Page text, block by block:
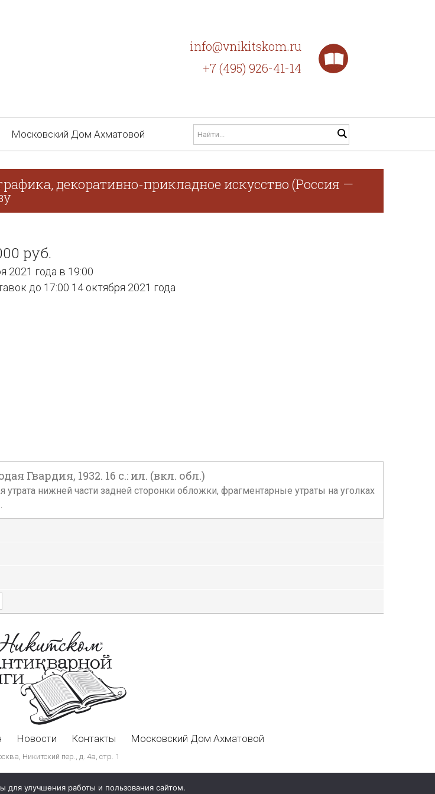
info@vnikitskom.ru
+7 (495) 926-41-14
Московский Дом Ахматовой
декоративно-прикладное искусство (Россия —
руб.
2021 года в 19:00
до 17:00 14 октября 2021 года
Гвардия, 1932. 16 с.: ил. (вкл. обл.)
нижней части задней сторонки обложки, фрагментарные утраты на уголках
Новости Контакты Московский Дом Ахматовой
Никитский пер., д. 4а, стр. 1
улучшения работы и пользования сайтом.